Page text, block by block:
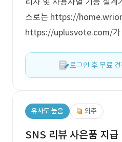
스로는 https://
https://uplusvote.com/가
로그인 후 무료
유사도 높음 외주
SNS 리뷰 사은품 지급